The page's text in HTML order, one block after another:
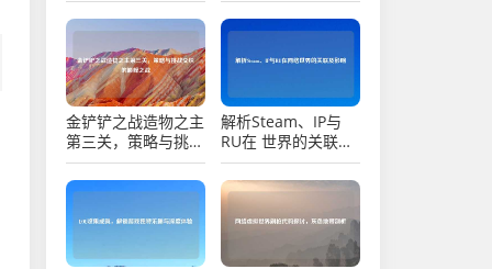
金铲铲之战造物之主
第三关，策略与挑战
交织的巅峰之战
解析Steam、IP与
RU在 世界的关联及
影响